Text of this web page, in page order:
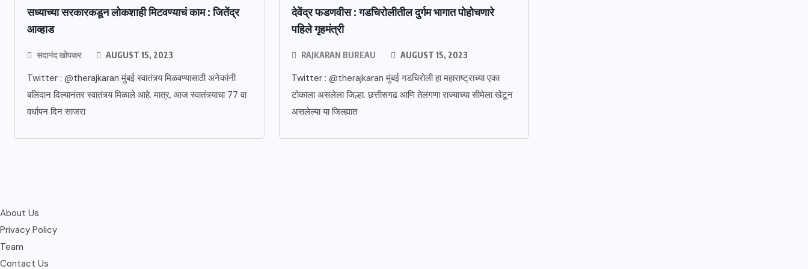
सध्याच्या सरकारकडून लोकशाही मिटवण्याचं काम : जितेंद्र
आव्हाड
सदानंद खोपकर AUGUST 15, 2023
Twitter : @therajkaran मुंबई स्वातंत्र्य मिळवण्यासाठी अनेकांनी
बलिदान दिल्यानंतर स्वातंत्र्य मिळाले आहे. मात्र, आज स्वातंत्र्याचा 77 वा
वर्धापन दिन साजरा
देवेंद्र फडणवीस : गडचिरोलीतील दुर्गम भागात पोहोचणारे
पहिले गृहमंत्री
RAJKARAN BUREAU AUGUST 15, 2023
Twitter : @therajkaran मुंबई गडचिरोली हा महाराष्ट्राच्या एका
टोकाला असलेला जिल्हा. छत्तीसगढ आणि तेलंगणा राज्याच्या सीमेला खेटून
असलेल्या या जिल्ह्यात
About Us
Privacy Policy
Team
Contact Us